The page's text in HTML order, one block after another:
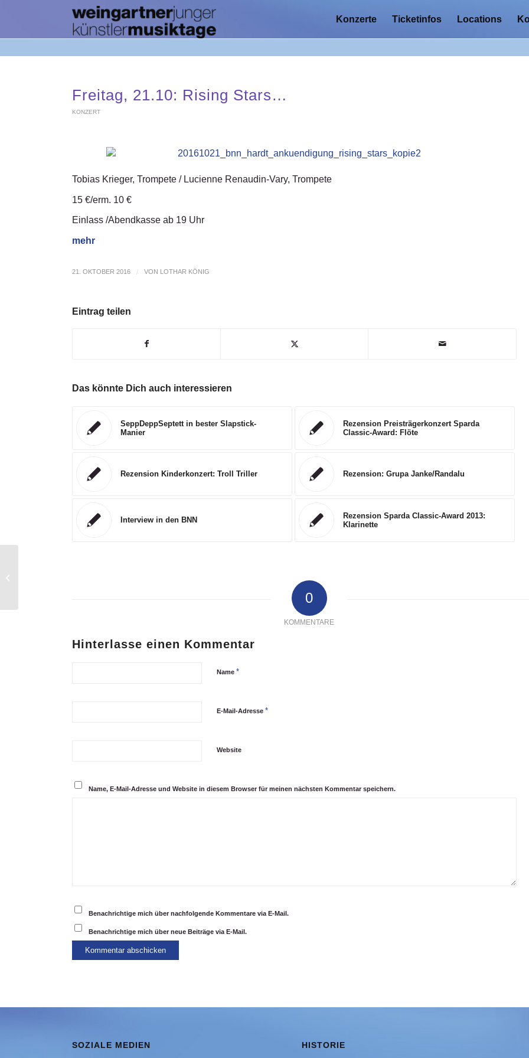
Konzerte Ticketinfos Locations
Freitag, 21.10: Rising Stars…
KONZERT
Tobias Krieger, Trompete / Lucienne Renaudin-Vary, Trompete
15 €/erm. 10 €
Einlass /Abendkasse ab 19 Uhr
mehr
21. OKTOBER 2016 / VON LOTHAR KÖNIG
Eintrag teilen
Das könnte Dich auch interessieren
SeppDeppSeptett in bester Slapstick-
Manier
Rezension Preisträgerkonzert Sparda
Classic-Award: Flöte
Rezension Kinderkonzert: Troll Triller Rezension: Grupa Janke/Randalu
Interview in den BNN
Rezension Sparda Classic-Award 2013:
Klarinette
0
KOMMENTARE
Hinterlasse einen Kommentar
Name *
E-Mail-Adresse *
Website
Name, E-Mail-Adresse und Website in diesem Browser für meinen nächsten Kommentar speichern.
Benachrichtige mich über nachfolgende Kommentare via E-Mail.
Benachrichtige mich über neue Beiträge via E-Mail.
SOZIALE MEDIEN HISTORIE